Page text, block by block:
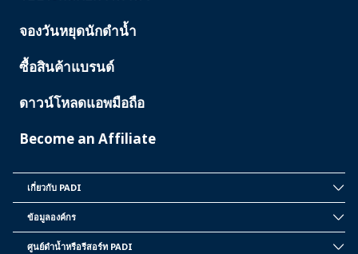
จองวันหยุดนักดำน้ำ
ซื้อสินค้าแบรนด์
ดาวน์โหลดแอพมือถือ
Become an Affiliate
PADI
เกี่ยวกับ PADI
INFORMATION
ข้อมูลองค์กร
ศูนย์ดำน้ำหรือรีสอร์ท PADI